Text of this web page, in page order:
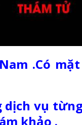
.Có
vụ
khảo .